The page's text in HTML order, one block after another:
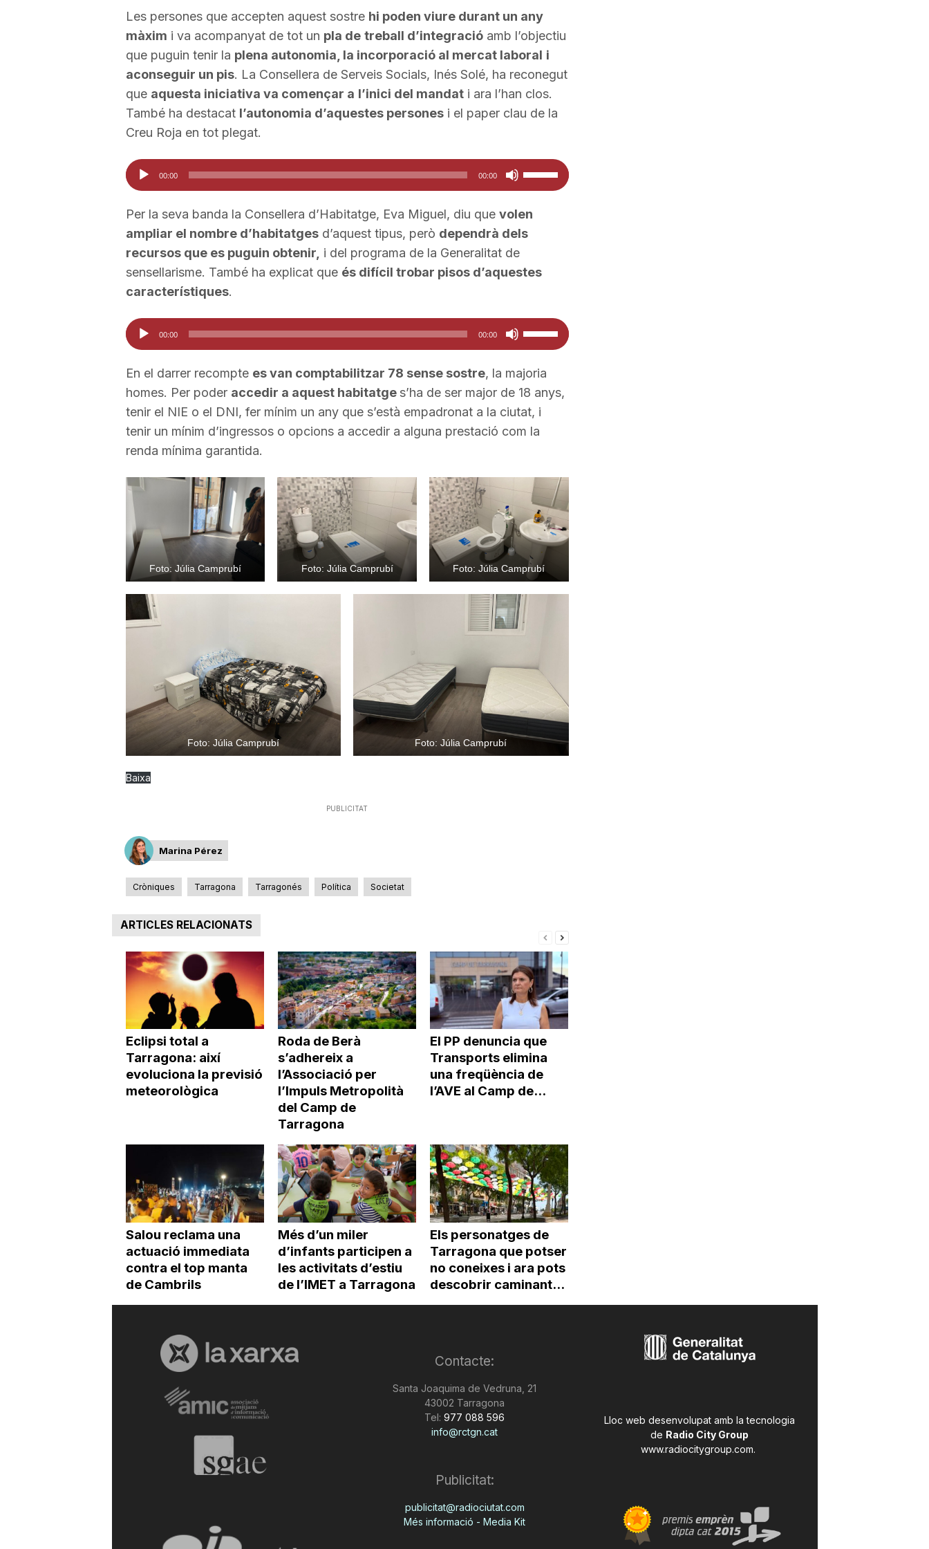
a
Les persones que accepten aquest sostre hi poden viure durant un any
màxim i va acompanyat de tot un pla de treball d’integracióamb l’objectiu
que puguin tenir la plena autonomia, la incorporació al mercat laboral i
aconseguir un pis. La Consellera de Serveis Socials, Inés Solé, ha reconegut
que aquesta iniciativa va començar a l’inici del mandati ara l’han clos.
També ha destacat l’autonomia d’aquestes personesi el paper clau de la
Creu Roja en tot plegat.
Reproductor
d'àudio
00:00 00:00
Feu
servir
les
tecles
fletxa
incrementar
o
disminuir
el
Per la seva banda la Consellera d’Habitatge, Eva Miguel, diu que volen
ampliar el nombre d’habitatgesd’aquest tipus, però dependrà dels
recursos que es puguin obtenir, i del programa de la Generalitat de
sensellarisme. També ha explicat que és difícil trobar pisos d’aquestes
característiques.
Reproductor
d'àudio
00:00 00:00
Feu
servir
les
tecles
de
fletxa
avall
per
a
incrementar
o
disminuir
el
volum.
En el darrer recompte es van comptabilitzar 78 sense sostre, la majoria
homes. Per poder accedir a aquest habitatge s’ha de ser major de 18 anys,
tenir el NIE o el DNI, fer mínim un any que s’està empadronat a la ciutat, i
tenir un mínim d’ingressos o opcions a accedir a alguna prestació com la
renda mínima garantida.
Foto: Júlia Camprubí Foto: Júlia Camprubí Foto: Júlia Camprubí
Foto: Júlia Camprubí Foto: Júlia Camprubí
Baixa
PUBLICITAT
Marina Pérez
Cròniques Tarragona Tarragonés Política Societat
ARTICLES RELACIONATS
Eclipsi total a
Tarragona: així
evoluciona la previsió
meteorològica
Roda de Berà
s’adhereix a
l’Associació per
l’Impuls Metropolità
del Camp de
Tarragona
El PP denuncia que
Transports elimina
una freqüència de
l’AVE al Camp de...
Salou reclama una
actuació immediata
contra el top manta
de Cambrils
Més d’un miler
d’infants participen a
les activitats d’estiu
de l’IMET a Tarragona
Els personatges de
Tarragona que potser
no coneixes i ara pots
descobrir caminant...
Contacte:
Santa Joaquima de Vedruna, 21
43002 Tarragona
Tel: 977 088 596
info@rctgn.cat
Publicitat:
publicitat@radiociutat.com
Més informació - Media Kit
Lloc web desenvolupat amb la tecnologia
de Radio City Group
www.radiocitygroup.com.